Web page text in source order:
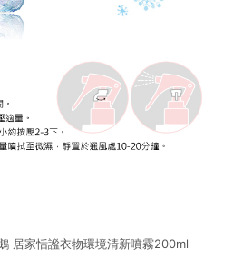
居家恬謐衣物環境清新噴霧200ml